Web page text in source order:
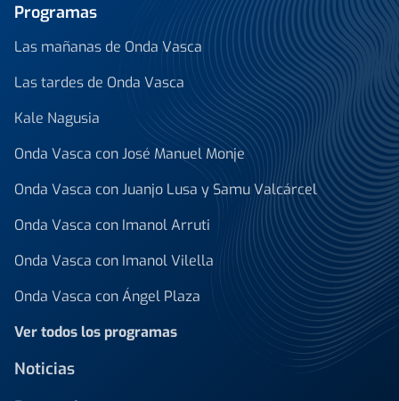
Programas
Las mañanas de Onda Vasca
Las tardes de Onda Vasca
Kale Nagusia
Onda Vasca con José Manuel Monje
Onda Vasca con Juanjo Lusa y Samu Valcárcel
Onda Vasca con Imanol Arruti
Onda Vasca con Imanol Vilella
Onda Vasca con Ángel Plaza
Ver todos los programas
Noticias